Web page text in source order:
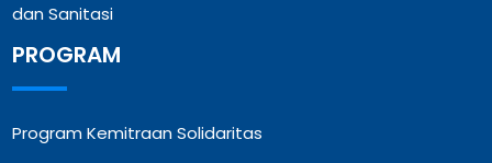
dan Sanitasi
PROGRAM
Program Kemitraan Solidaritas